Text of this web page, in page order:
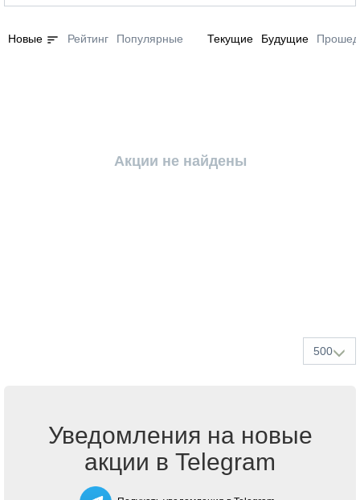
Новые sort Рейтинг Популярные Текущие Будущие
Акции не найдены
500
Уведомления на новые
акции в Telegram